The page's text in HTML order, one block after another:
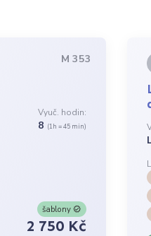
M 353
Vyuč. hodin:
8 (1h = 45 min)
šablony
2 750 Kč